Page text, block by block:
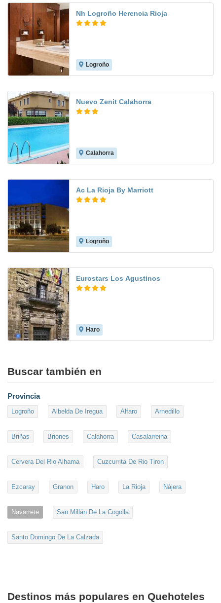
Nh Logroño Herencia Rioja
Logroño
Nuevo Zenit Calahorra
Calahorra
Ac La Rioja By Marriott
Logroño
Eurostars Los Agustinos
Haro
Buscar también en
Provincia
Logroño Albelda De Iregua Alfaro Arnedillo
Briñas Briones Calahorra Casalarreina
Cervera Del Rio Alhama Cuzcurrita De Rio Tiron
Ezcaray Granon Haro La Rioja Nájera
Navarrete San Millán De La Cogolla
Santo Domingo De La Calzada
Destinos más populares en Quehoteles